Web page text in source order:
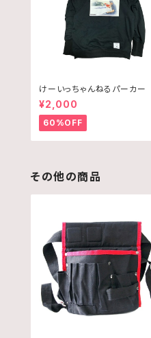
けーいっちゃんねるパーカー
¥2,000
60%OFF
その他の商品